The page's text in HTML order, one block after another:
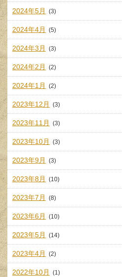
2024年5月 (3)
2024年4月 (5)
2024年3月 (3)
2024年2月 (2)
2024年1月 (2)
2023年12月 (3)
2023年11月 (3)
2023年10月 (3)
2023年9月 (3)
2023年8月 (10)
2023年7月 (8)
2023年6月 (10)
2023年5月 (14)
2023年4月 (2)
2022年10月 (1)